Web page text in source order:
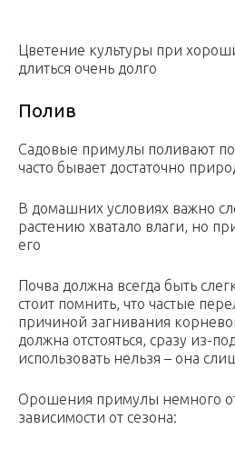
Цветение культуры при
длиться очень долго
Полив
Садовые примулы поливают
часто бывает достаточно
В домашних условиях важно
растению хватало влаги, но
его
Почва должна всегда быть
стоит помнить, что частые
причиной загнивания
должна отстояться, сразу из-
использовать нельзя – она
Орошения примулы немного
зависимости от сезона: